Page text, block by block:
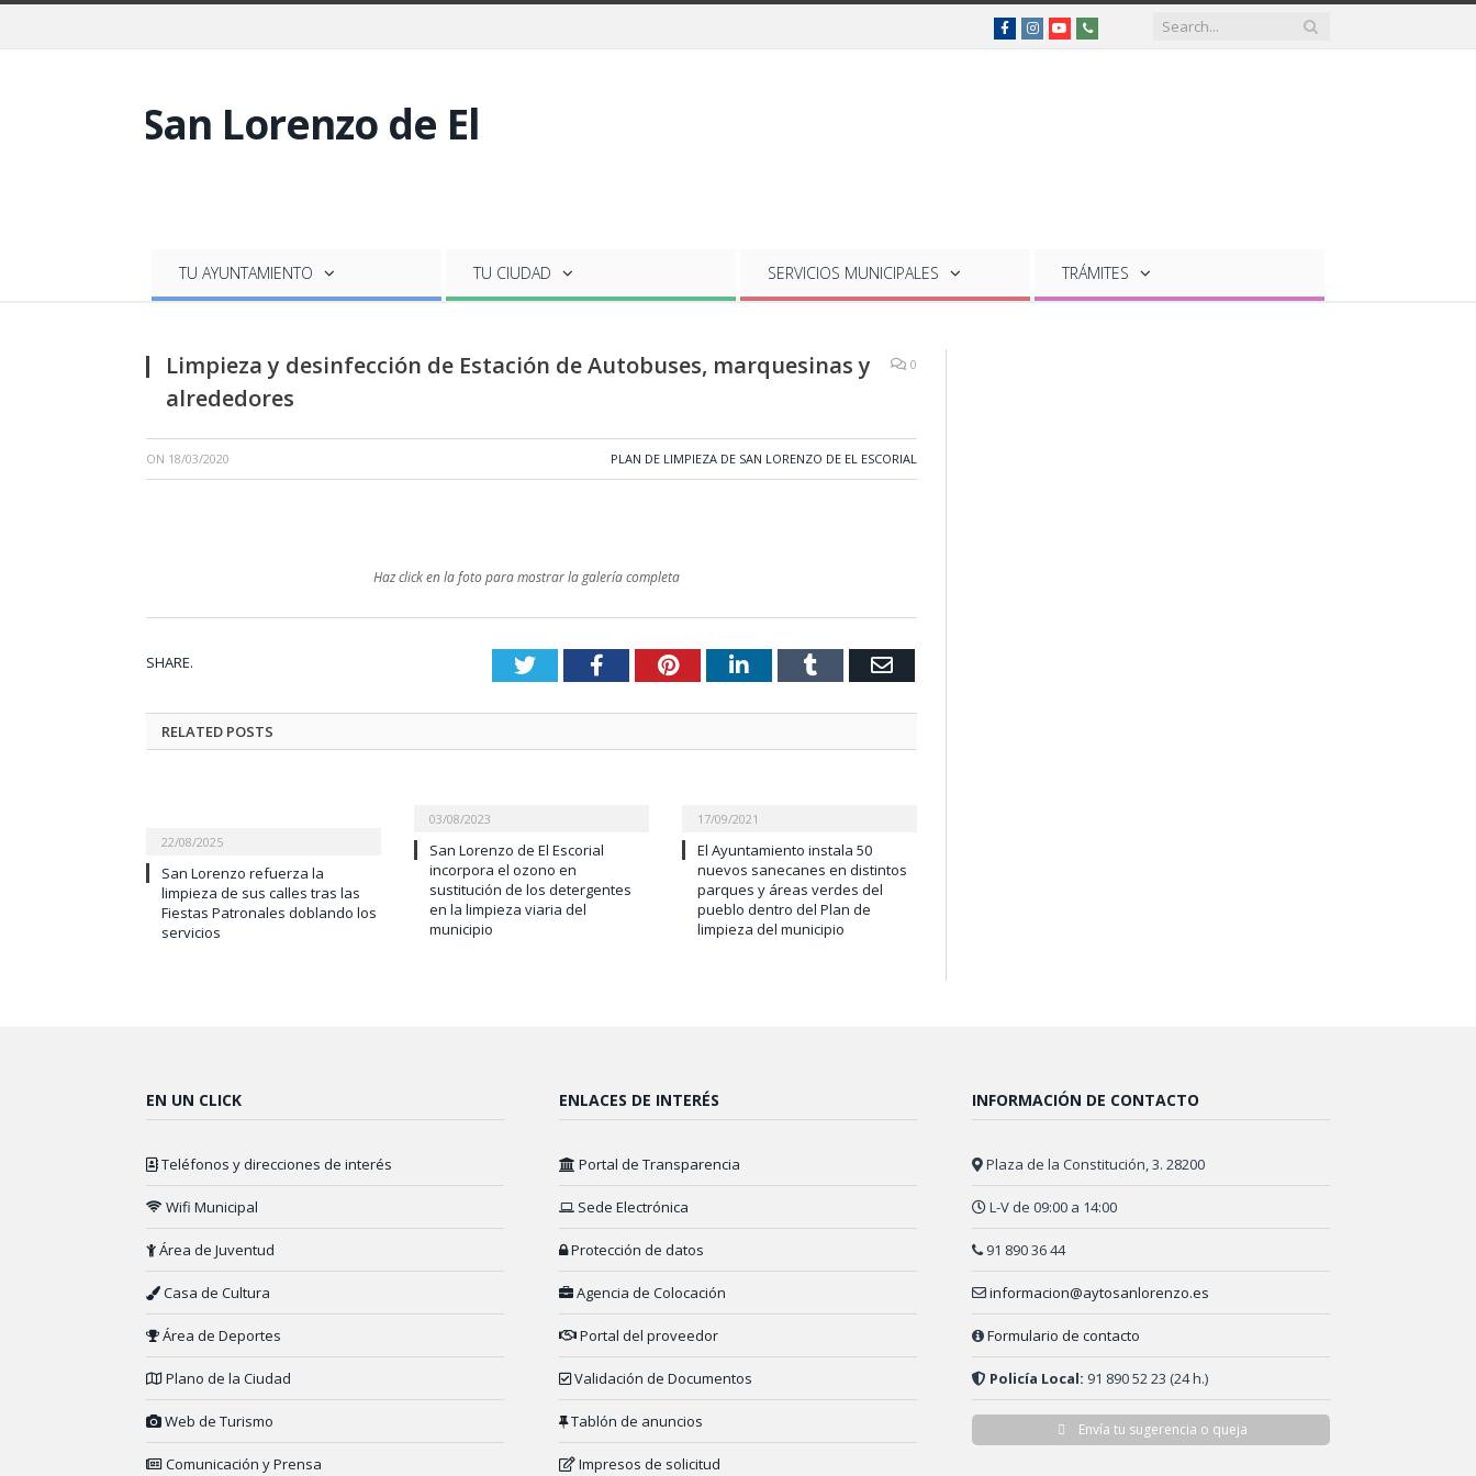
FacebookInstagramYouTubeTeléfonos
de
TU AYUNTAMIENTO TU CIUDAD SERVICIOS MUNICIPALES TRÁMITES
Limpieza y desinfección de Estación de Autobuses, marquesinas y
alrededores
0
ON 18/03/2020 PLAN DE LIMPIEZA DE SAN LORENZO DE EL ESCORIAL
Haz click en la foto para mostrar la galería completa
SHARE. TwitterFacebookPinterestLinkedInTumblr Email
RELATED POSTS
22/08/2025
San Lorenzo refuerza la
limpieza de sus calles tras las
Fiestas Patronales doblando los
servicios
03/08/2023
San Lorenzo de El Escorial
incorpora el ozono en
sustitución de los detergentes
en la limpieza viaria del
municipio
17/09/2021
El Ayuntamiento instala 50
nuevos sanecanes en distintos
parques y áreas verdes del
pueblo dentro del Plan de
limpieza del municipio
EN UN CLICK
Teléfonos y direcciones de interés
Wifi Municipal
Área de Juventud
Casa de Cultura
Área de Deportes
Plano de la Ciudad
Web de Turismo
Comunicación y Prensa
ENLACES DE INTERÉS
Portal de Transparencia
Sede Electrónica
Protección de datos
Agencia de Colocación
Portal del proveedor
Validación de Documentos
Tablón de anuncios
Impresos de solicitud
INFORMACIÓN DE CONTACTO
Plaza de la Constitución, 3. 28200
L-V de 09:00 a 14:00
91 890 36 44
informacion@aytosanlorenzo.es
Formulario de contacto
Policía Local: 91 890 52 23 (24 h.)
Envía tu sugerencia o queja